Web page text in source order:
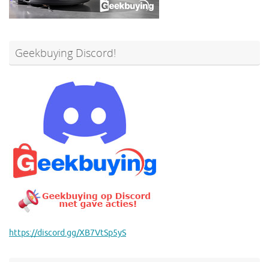
Geekbuying Discord!
https://discord.gg/XB7VtSp5yS